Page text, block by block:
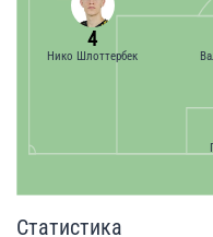
4
Нико Шлоттербек
Статистика